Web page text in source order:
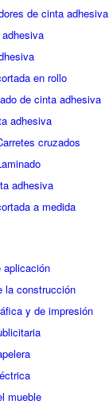
de cinta adhesiva
en rollo
de cinta adhesiva
adhesiva
cruzados
adhesiva
a medida
aplicación
la construcción
y de impresión
mueble